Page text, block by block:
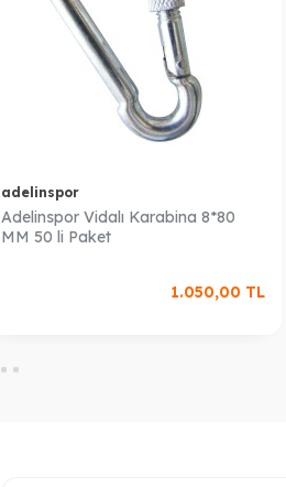
adelinspor
Adelinspor Vidalı Karabina 8*80
MM 50 li Paket
1.050,00 TL